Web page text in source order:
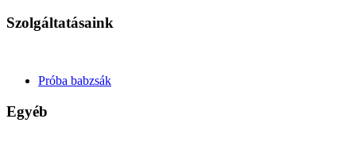
Szolgáltatásaink
Próba babzsák
Egyéb